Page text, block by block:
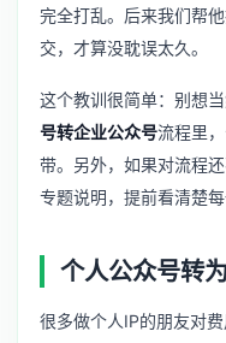
完全打乱。后来我们帮
交，才算没耽误太久。
这个教训很简单：别想
号转企业公众号流程里
带。另外，如果对流程
专题说明，提前看清楚
个人公众号转
很多做个人IP的朋友对